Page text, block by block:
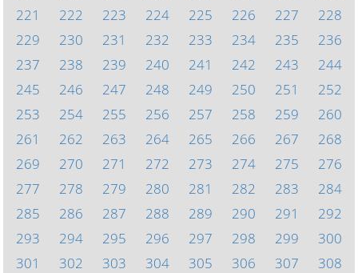
221
222 223 224 225 226 227
228
229
230 231 232 233 234 235
236
237
238 239 240 241 242 243
244
245
246 247 248 249 250 251
252
253
254 255 256 257 258 259
260
261
262 263 264 265 266 267
268
269
270 271 272 273 274 275
276
277
278 279 280 281 282 283
284
285
286 287 288 289 290 291
292
293
294 295 296 297 298 299
300
301
302 303 304 305 306 307
308